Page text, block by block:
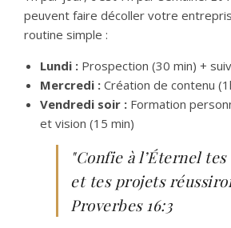
peuvent faire décoller votre
routine simple :
Lundi : Prospection (30 min) +
Mercredi : Création de contenu
Vendredi soir : Formation
et vision (15 min)
"Confie à l’Éternel
et tes projets
Proverbes 16:3